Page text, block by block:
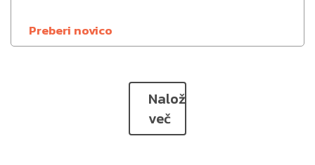
Preberi novico
Naloži
več